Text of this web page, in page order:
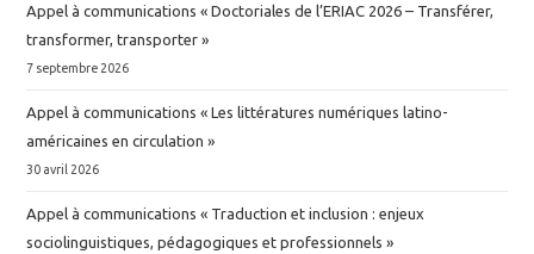
Appel à communications « Doctoriales de l’ERIAC 2026 – Transférer,
transformer, transporter »
7 septembre 2026
Appel à communications « Les littératures numériques latino-
américaines en circulation »
30 avril 2026
Appel à communications « Traduction et inclusion : enjeux
sociolinguistiques, pédagogiques et professionnels »